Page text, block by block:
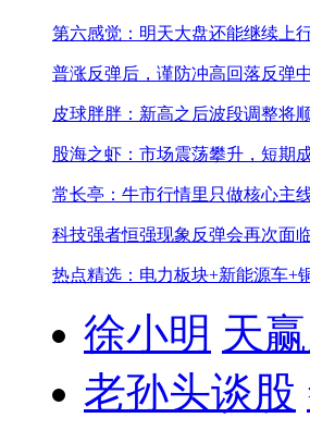
第六感觉：明天大盘还能继续上
普涨反弹后，谨防冲高回落反弹
皮球胖胖：新高之后波段调整将
股海之虾：市场震荡攀升，短期
常长亭：牛市行情里只做核心主
科技强者恒强现象 反弹会再次面
热点精选：电力板块+新能源车+
徐小明 天
老孙头谈股